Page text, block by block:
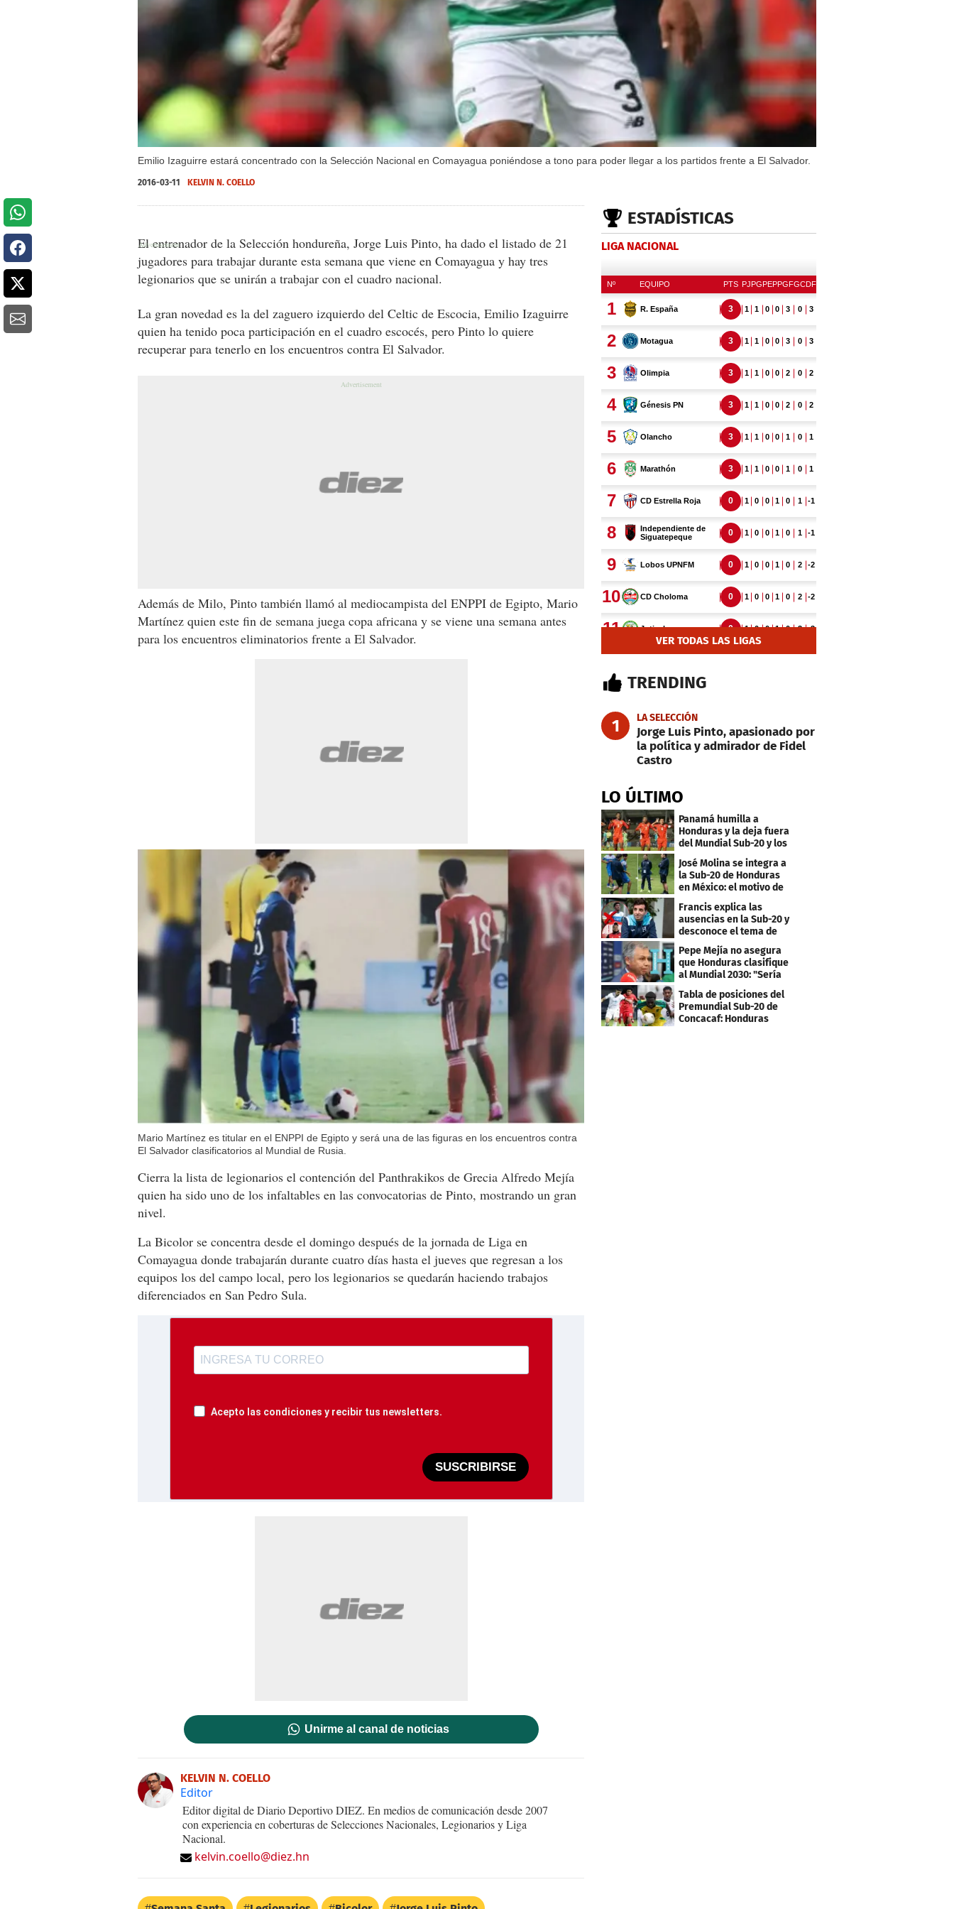
Emilio Izaguirre estará concentrado con la Selección Nacional en Comayagua poniéndose a tono para poder llegar a los partidos frente a El Salvador.
2016-03-11 KELVIN N. COELLO
El entrenador de la Selección hondureña, Jorge Luis Pinto, ha dado el listado de 21
jugadores para trabajar durante esta semana que viene en Comayagua y hay tres
legionarios que se unirán a trabajar con el cuadro nacional.
La gran novedad es la del zaguero izquierdo del Celtic de Escocia, Emilio Izaguirre
quien ha tenido poca participación en el cuadro escocés, pero Pinto lo quiere
recuperar para tenerlo en los encuentros contra El Salvador.
Además de Milo, Pinto también llamó al mediocampista del ENPPI de Egipto, Mario
Martínez quien este fin de semana juega copa africana y se viene una semana antes
para los encuentros eliminatorios frente a El Salvador.
Mario Martínez es titular en el ENPPI de Egipto y será una de las figuras en los encuentros contra
El Salvador clasificatorios al Mundial de Rusia.
Cierra la lista de legionarios el contención del Panthrakikos de Grecia Alfredo Mejía
quien ha sido uno de los infaltables en las convocatorias de Pinto, mostrando un gran
nivel.
La Bicolor se concentra desde el domingo después de la jornada de Liga en
Comayagua donde trabajarán durante cuatro días hasta el jueves que regresan a los
equipos los del campo local, pero los legionarios se quedarán haciendo trabajos
diferenciados en San Pedro Sula.
Acepto las condiciones y recibir tus newsletters.
SUSCRIBIRSE
Unirme al canal de noticias
KELVIN N. COELLO
Editor
Editor digital de Diario Deportivo DIEZ. En medios de comunicación desde 2007
con experiencia en coberturas de Selecciones Nacionales, Legionarios y Liga
Nacional.
kelvin.coello@diez.hn
ESTADÍSTICAS
LIGA NACIONAL
VER TODAS LAS LIGAS
TRENDING
1 LA SELECCIÓN
Jorge Luis Pinto, apasionado por
la política y admirador de Fidel
Castro
LO ÚLTIMO
Panamá humilla a
Honduras y la deja fuera
del Mundial Sub-20 y los
Juegos Olímpicos
José Molina se integra a
la Sub-20 de Honduras
en México: el motivo de
su viaje
Francis explica las
ausencias en la Sub-20 y
desconoce el tema de
los tiktokers
Pepe Mejía no asegura
que Honduras clasifique
al Mundial 2030: "Sería
mentir"
Tabla de posiciones del
Premundial Sub-20 de
Concacaf: Honduras